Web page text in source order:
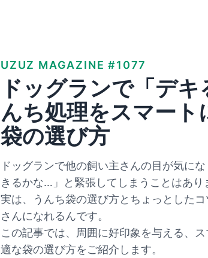
UZUZ MAGAZINE #1077
ドッグランで「デ
んち処理をスマート
袋の選び方
ドッグランで他の飼い主さんの目が気に
きるかな…」と緊張してしまうことはあり
実は、うんち袋の選び方とちょっとした
さんになれるんです。
この記事では、周囲に好印象を与える、
適な袋の選び方をご紹介します。